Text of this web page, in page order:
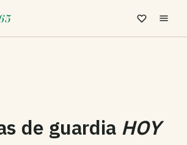
de guardia HOY